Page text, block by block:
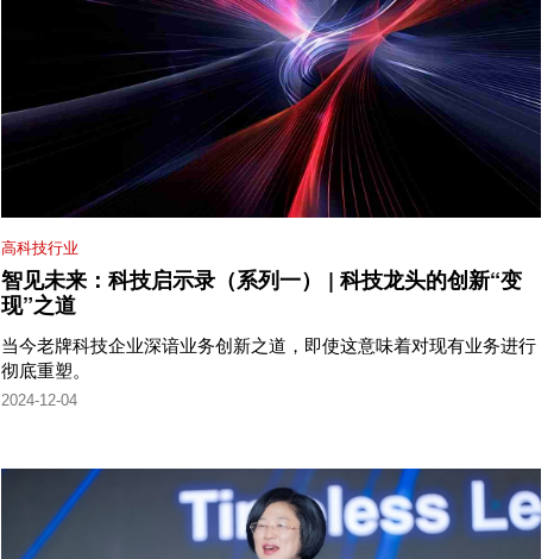
高科技行业
智见未来：科技启示录（系列一） | 科技龙头的创新“变
现”之道
当今老牌科技企业深谙业务创新之道，即使这意味着对现有业务进行
彻底重塑。
2024-12-04